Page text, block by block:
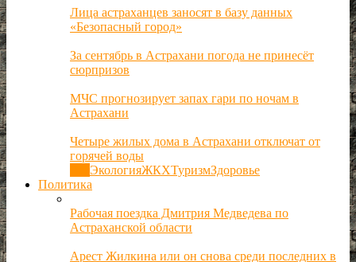
Лица астраханцев заносят в базу данных
«Безопасный город»
За сентябрь в Астрахани погода не принесёт
сюрпризов
МЧС прогнозирует запах гари по ночам в
Астрахани
Четыре жилых дома в Астрахани отключат от
горячей воды
ЭкологияЖКХТуризмЗдоровье
Политика
Рабочая поездка Дмитрия Медведева по
Астраханской области
Арест Жилкина или он снова среди последних в